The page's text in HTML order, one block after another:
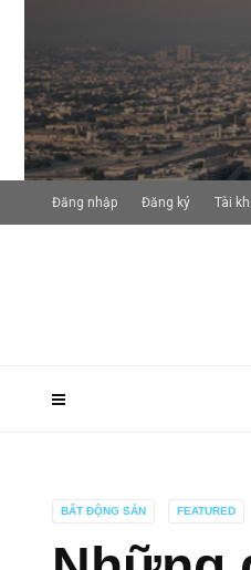
Đăng nhập Đăng ký Tài
BẤT ĐỘNG SẢN FEATURED